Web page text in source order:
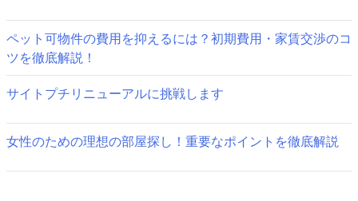
ペット可物件の費用を抑えるには？初期費用・家賃交渉のコ
ツを徹底解説！
サイトプチリニューアルに挑戦します
女性のための理想の部屋探し！重要なポイントを徹底解説